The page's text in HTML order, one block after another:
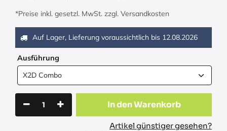
*Preise inkl. gesetzl. MwSt. zzgl. Versandkosten
Auf Lager, Lieferung voraussichtlich bis 12.08.2026
Ausführung
In den Warenkorb
Artikel günstiger gesehen?